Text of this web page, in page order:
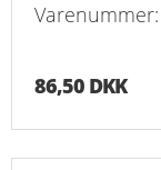
86,50 DKK